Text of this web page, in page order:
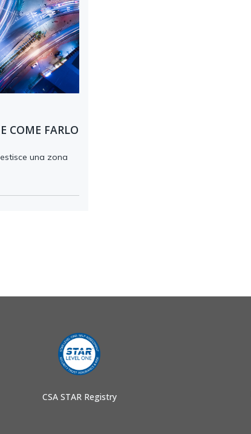
COME FARLO
una zona
CSA STAR Registry